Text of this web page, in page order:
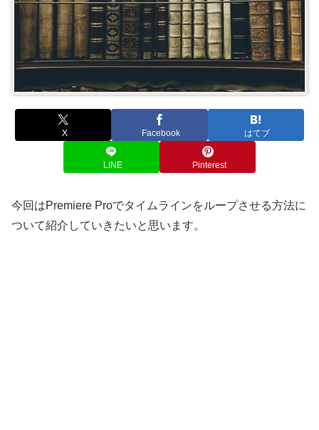
X Facebook はてブ
LINE Pinterest
今回はPremiere Proでタイムラインをループさせる方法に
ついて紹介していきたいと思います。